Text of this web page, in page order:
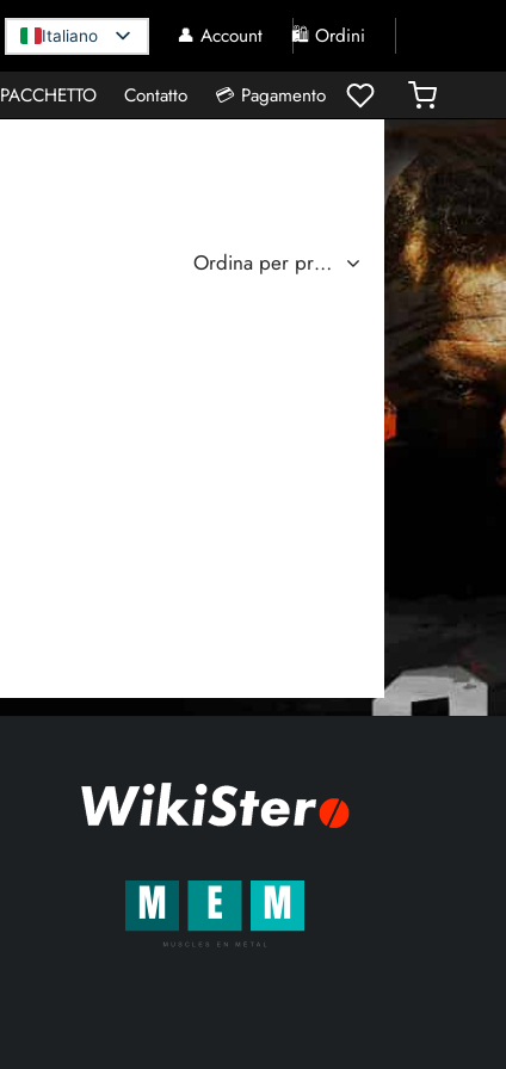
Italiano 👤 Account 🛍️ Ordini
PACCHETTO Contatto 💳 Pagamento